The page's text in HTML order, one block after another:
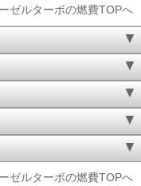
ゼルターボの燃費TOPへ
ゼルターボの燃費TOPへ